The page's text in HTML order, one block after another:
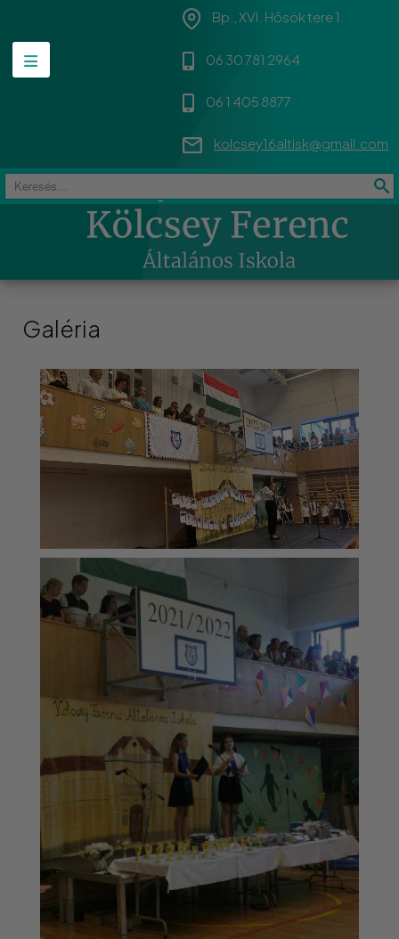
Bp., XVI. Hősök tere 1.
06 30 781 2964
06 1 405 8877
kolcsey16altisk@gmail.com
Keresés
Galéria